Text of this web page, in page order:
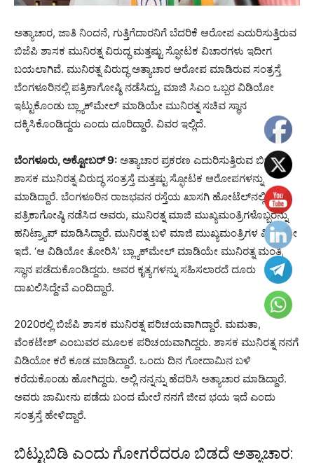
ಅತ್ಯಾಚಾರ, ಜಾತಿ ನಿಂದನೆ, ಗುತ್ತಿಗೆದಾರನಿಗೆ ಬೆದರಿಕೆ ಆರೋಪ ಎದುರಿಸುತ್ತಿರುವ
ಬಿಜೆಪಿ ಶಾಸಕ ಮುನಿರತ್ನ ವಿರುದ್ಧ ಮತ್ತಷ್ಟು ಸ್ಫೋಟಕ ವಿಚಾರಗಳು ಇದೀಗ
ಬಯಲಾಗಿವೆ. ಮುನಿರತ್ನ ವಿರುದ್ಧ ಅತ್ಯಾಚಾರ ಆರೋಪ ಮಾಡಿರುವ ಸಂತ್ರಸ್ತೆ
ಬೆಂಗಳೂರಿನಲ್ಲಿ ಪತ್ರಿಕಾಗೋಷ್ಠಿ ನಡೆಸಿದ್ದು, ಮಾಜಿ ಸಿಎಂ ಒಬ್ಬರ ವಿಡಿಯೋ
ಇಟ್ಟುಕೊಂಡು ಬ್ಲ್ಯಾಕ್​ಮೇಲ್ ಮಾಡಿಯೇ ಮುನಿರತ್ನ ಸಚಿವ ಸ್ಥಾನ
ದಕ್ಕಿಸಿಕೊಂಡಿದ್ದರು ಎಂದು ದೂರಿದ್ದಾರೆ. ವಿವರ ಇಲ್ಲಿದೆ.
ಬೆಂಗಳೂರು, ಅಕ್ಟೋಬರ್ 9: ಅತ್ಯಾಚಾರ ಪ್ರಕರಣ ಎದುರಿಸುತ್ತಿರುವ ಬಿಜೆಪಿ
ಶಾಸಕ ಮುನಿರತ್ನ ವಿರುದ್ಧ ಸಂತ್ರಸ್ತೆ ಮತ್ತಷ್ಟು ಸ್ಫೋಟಕ ಆರೋಪಗಳನ್ನು
ಮಾಡಿದ್ದಾರೆ. ಬೆಂಗಳೂರಿನ ರಾಜಭವನ ರಸ್ತೆಯ ಖಾಸಗಿ ಹೋಟೆಲ್​​ನಲ್ಲಿ
ಪತ್ರಿಕಾಗೋಷ್ಠಿ ನಡೆಸಿದ ಅವರು, ಮುನಿರತ್ನ ಮಾಜಿ ಮುಖ್ಯಮಂತ್ರಿಗಳೊಬ್ಬರನ್ನು
ಹನಿಟ್ರ್ಯಾಪ್ ಮಾಡಿಸಿದ್ದಾರೆ. ಮುನಿರತ್ನ ಬಳಿ ಮಾಜಿ ಮುಖ್ಯಮಂತ್ರಿಗಳ ವಿಡಿಯೋ‌
ಇದೆ. ‘ಆ ವಿಡಿಯೋ ತೋರಿಸಿ’ ಬ್ಲ್ಯಾಕ್​ಮೇಲ್ ಮಾಡಿಯೇ ಮುನಿರತ್ನ ಮಂತ್ರಿ
ಸ್ಥಾನ ಪಡೆದುಕೊಂಡಿದ್ದರು. ಅವರ ಕೃತ್ಯಗಳನ್ನು ಸಹಿಸಲಾರದೆ ದೂರು
ದಾಖಲಿಸಿದ್ದೇವೆ ಎಂದಿದ್ದಾರೆ.
2020ರಲ್ಲಿ ಬಿಜೆಪಿ ಶಾಸಕ ಮುನಿರತ್ನ ಪರಿಚಯವಾಗಿದ್ದಾರೆ. ಮಮತಾ,
ವೆಂಕಟೇಶ್ ಎಂಬುವರ ಮೂಲಕ ಪರಿಚಯವಾಗಿದ್ದರು. ಶಾಸಕ ಮುನಿರತ್ನ ನನಗೆ
ವಿಡಿಯೋ ಕರೆ ಕೂಡ ಮಾಡಿದ್ದಾರೆ. ಒಂದು ದಿನ ಗೋದಾಮಿನ ಬಳಿ
ಕರೆದುಕೊಂಡು ಹೋಗಿದ್ದರು. ಅಲ್ಲಿ ನನ್ನನ್ನು ಹೆದರಿಸಿ ಅತ್ಯಾಚಾರ ಮಾಡಿದ್ದಾರೆ.
ಅವರು ಜಾಮೀನು ಪಡೆದು ಬಂದ ಮೇಲೆ ನನಗೆ ಜೀವ ಭಯ ಇದೆ ಎಂದು
ಸಂತ್ರಸ್ತೆ ಹೇಳಿದ್ದಾರೆ.
ಬಿಟ್ಟುಬಿಡಿ ಎಂದು ಗೋಗರೆದರೂ ಬಿಡದೆ ಅತ್ಯಾಚಾರ: